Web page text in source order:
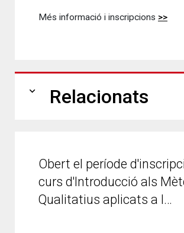
Més informació i inscripcions >>
expand_more Relacionats
Obert el període
curs d'Introducció als
Qualitatius aplicats a l…